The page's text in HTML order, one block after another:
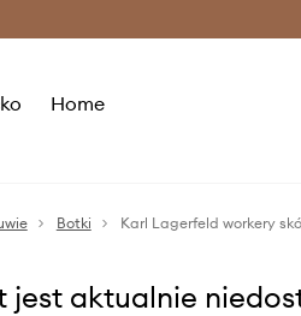
Home
Botki Karl Lagerfeld workery
jest aktualnie